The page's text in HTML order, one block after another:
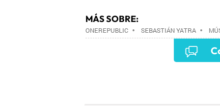
MÁS SOBRE:
ONEREPUBLIC• SEBASTIÁN YATRA•